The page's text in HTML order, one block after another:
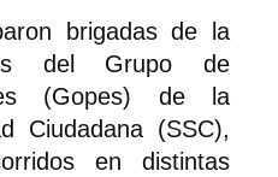
brigadas de la
del Grupo de
(Gopes) de la
Ciudadana (SSC),
en distintas